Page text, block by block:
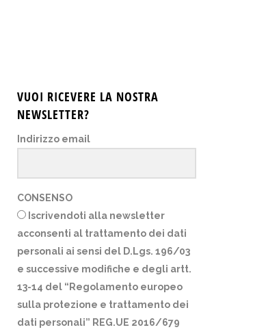
VUOI RICEVERE LA NOSTRA
NEWSLETTER?
Indirizzo email
CONSENSO
Iscrivendoti alla newsletter
acconsenti al trattamento dei dati
personali ai sensi del D.Lgs. 196/03
e successive modifiche e degli artt.
13-14 del “Regolamento europeo
sulla protezione e trattamento dei
dati personali” REG.UE 2016/679